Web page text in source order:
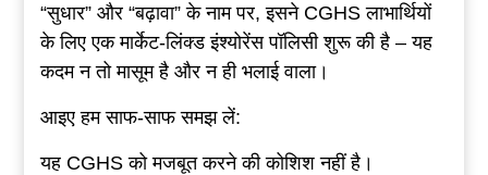
“सुधार” और “बढ़ावा” के नाम पर, इसने CGHS लाभार्थियों
के लिए एक मार्केट-लिंक्ड इंश्योरेंस पॉलिसी शुरू की है – यह
कदम न तो मासूम है और न ही भलाई वाला।
आइए हम साफ-साफ समझ लें:
यह CGHS को मजबूत करने की कोशिश नहीं है।